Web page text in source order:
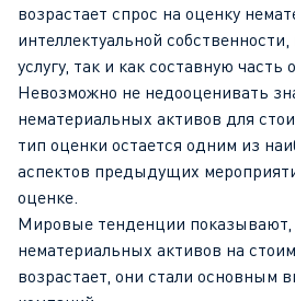
возрастает спрос на оценку
интеллектуальной
услугу, так и как составную часть
Невозможно не недооценивать
нематериальных активов для
тип оценки остается одним из
аспектов предыдущих
оценке.
Мировые тенденции показывают,
нематериальных активов на
возрастает, они стали основным